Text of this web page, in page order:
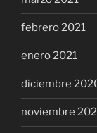
febrero 2021
enero 2021
diciembre
noviembre